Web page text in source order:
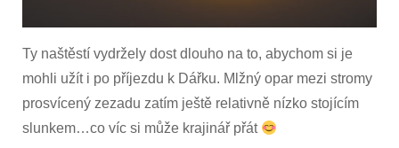
Ty naštěstí vydržely dost dlouho na to, abychom si je
mohli užít i po příjezdu k Dářku. Mlžný opar mezi stromy
prosvícený zezadu zatím ještě relativně nízko stojícím
slunkem…co víc si může krajinář přát